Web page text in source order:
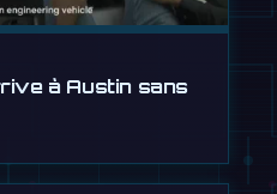
à Austin sans